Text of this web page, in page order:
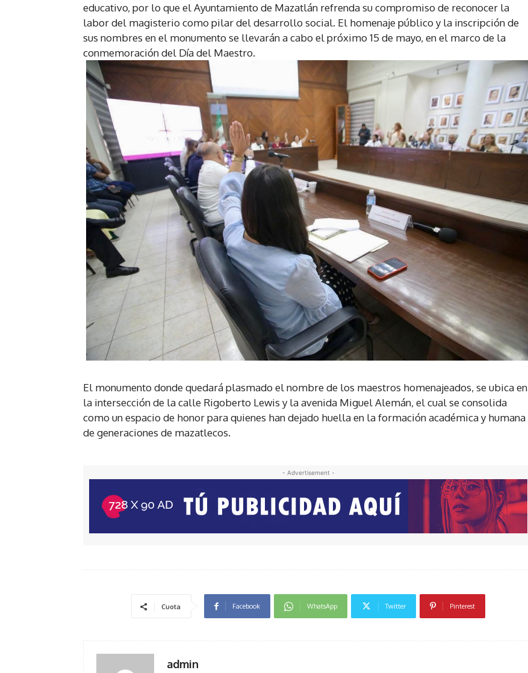
educativo, por lo que el Ayuntamiento de Mazatlán refrenda su compromiso de reconocer la
labor del magisterio como pilar del desarrollo social. El homenaje público y la inscripción de
sus nombres en el monumento se llevarán a cabo el próximo 15 de mayo, en el marco de la
conmemoración del Día del Maestro.
El monumento donde quedará plasmado el nombre de los maestros homenajeados, se ubica en
la intersección de la calle Rigoberto Lewis y la avenida Miguel Alemán, el cual se consolida
como un espacio de honor para quienes han dejado huella en la formación académica y humana
de generaciones de mazatlecos.
- Advertisement -
Cuota Facebook WhatsApp Twitter Pinterest
admin